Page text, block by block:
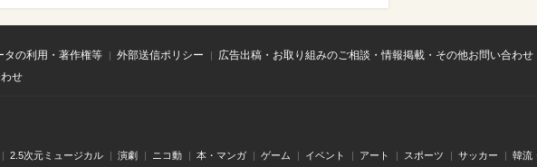
タの利用・著作権等 外部送信ポリシー
広告出稿・お取り組みのご相談・情報掲載・その他お問い合わせ
せ
2.5次元ミュージカル 演劇 ニコ動 本・マンガ ゲーム イベント アート スポーツ サッカー 韓流